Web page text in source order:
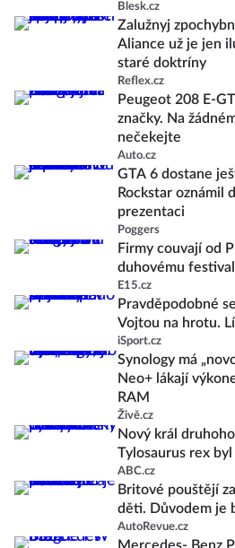
Blesk.cz
Zalužnyj
Aliance už je jen
staré doktríny
Reflex.cz
Peugeot 208 E-
značky. Na
nečekejte
Auto.cz
GTA 6 dostane
Rockstar oznámil
prezentaci
Poggers
Firmy couvají od
duhovému
E15.cz
Pravděpodobné
Vojtou na hrotu.
iSport.cz
Synology má
Neo+ lákají
RAM
Živě.cz
Nový král
Tylosaurus rex
ABC.cz
Britové pouštějí
děti. Důvodem je
AutoRevue.cz